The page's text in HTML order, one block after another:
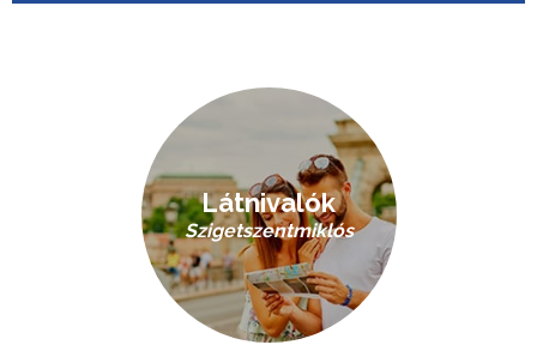
Látnivalók
Szigetszentmiklós